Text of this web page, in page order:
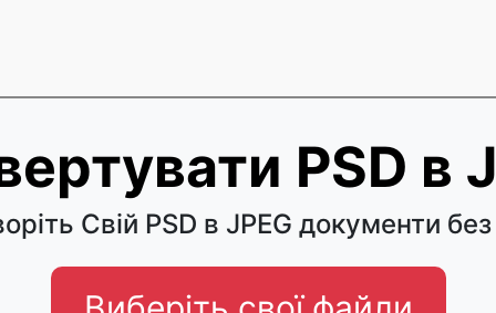
PSD в
Свій PSD в JPEG документи